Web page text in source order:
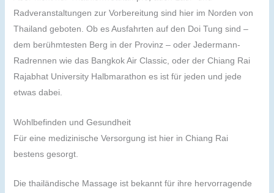
Radveranstaltungen zur Vorbereitung sind hier im Norden von
Thailand geboten. Ob es Ausfahrten auf den Doi Tung sind –
dem berühmtesten Berg in der Provinz – oder Jedermann-
Radrennen wie das Bangkok Air Classic, oder der Chiang Rai
Rajabhat University Halbmarathon es ist für jeden und jede
etwas dabei.
Wohlbefinden und Gesundheit
Für eine medizinische Versorgung ist hier in Chiang Rai
bestens gesorgt.
Die thailändische Massage ist bekannt für ihre hervorragende